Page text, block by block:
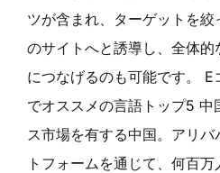
ツが含まれ、ターゲットを
のサイトへと誘導し、全体
につなげるのも可能です。
でオススメの言語トップ5 中
ス市場を有する中国。アリ
トフォームを通じて、何百